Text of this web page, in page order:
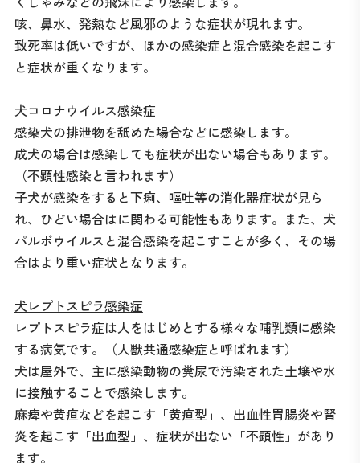
咳、鼻水、発熱など風邪のような症状が現れます。
致死率は低いですが、ほかの感染症と混合感染を起こす
と症状が重くなります。
犬コロナウイルス感染症
感染犬の排泄物を舐めた場合などに感染します。
成犬の場合は感染しても症状が出ない場合もあります。
（不顕性感染と言われます）
子犬が感染をすると下痢、嘔吐等の消化器症状が見ら
れ、ひどい場合はに関わる可能性もあります。また、犬
パルボウイルスと混合感染を起こすことが多く、その場
合はより重い症状となります。
犬レプトスピラ感染症
レプトスピラ症は人をはじめとする様々な哺乳類に感染
する病気です。（人獣共通感染症と呼ばれます）
犬は屋外で、主に感染動物の糞尿で汚染された土壌や水
に接触することで感染します。
麻痺や黄疸などを起こす「黄疸型」、出血性胃腸炎や腎
炎を起こす「出血型」、症状が出ない「不顕性」があり
ます。